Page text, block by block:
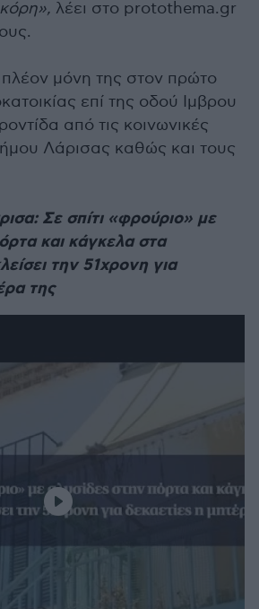
λέει στο protothema.gr
πλέον μόνη της στον πρώτο
επί της οδού Ιμβρου
από τις κοινωνικές
Λάρισας καθώς και τους
Σε σπίτι «φρούριο» με
και κάγκελα στα
την 51χρονη για
της